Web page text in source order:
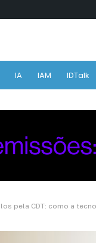
IA IAM IDTalk
pela CDT: como a